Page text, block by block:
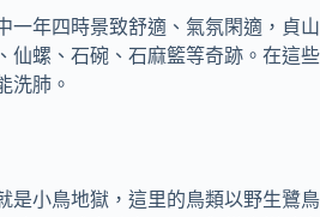
一年四時景致舒適、氣氛閑適，貞山
仙螺、石碗、石麻籃等奇跡。在這些
洗肺。
是小鳥地獄，這里的鳥類以野生鷺鳥